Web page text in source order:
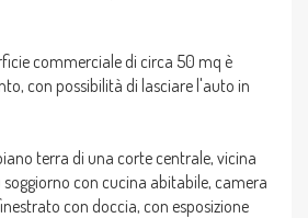
commerciale di circa 50 mq è
con possibilità di lasciare l'auto in
terra di una corte centrale, vicina
soggiorno con cucina abitabile, camera
con doccia, con esposizione